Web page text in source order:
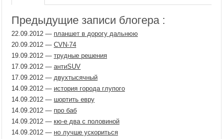
Предыдущие записи блогера :
22.09.2012 — планшет в дорогу дальнюю
20.09.2012 — CVN-74
19.09.2012 — трудные решения
17.09.2012 — антиSUV
17.09.2012 — двухтысячный
14.09.2012 — история города глупого
14.09.2012 — шортить евру
14.09.2012 — про баб
14.09.2012 — кю-е два с половиной
14.09.2012 — но лучше ускориться